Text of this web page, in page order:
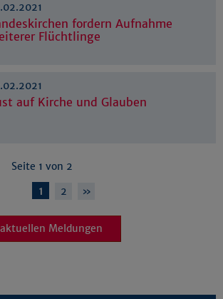
fordern Aufnahme
Flüchtlinge
auf Kirche und Glauben
Seite 1 von 2
1 2 »
Meldungen
Impressum|Datenschutz